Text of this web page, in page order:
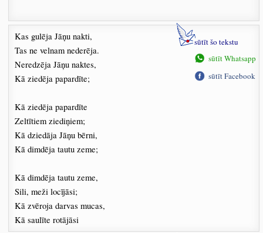
Kas gulēja Jāņu nakti,
Tas ne velnam nederēja.
Neredzēja Jāņu naktes,
Kā ziedēja papardīte;
Kā ziedēja papardīte
Zeltītiem ziediņiem;
Kā dziedāja Jāņu bērni,
Kā dimdēja tautu zeme;
Kā dimdēja tautu zeme,
Sili, meži locījāsi;
Kā zvēroja darvas mucas,
Kā saulīte rotājāsi
sūtīt šo tekstu
sūtīt Whatsapp
sūtīt Facebook